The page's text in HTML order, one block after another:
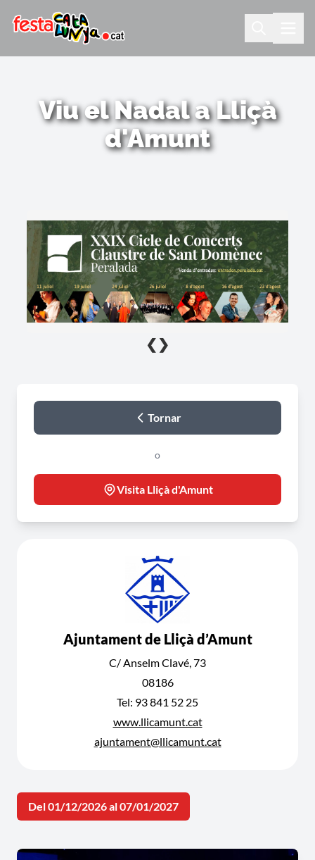
Viu el Nadal a Lliçà
d'Amunt
❮ ❯
Tornar
o
Visita Lliçà d'Amunt
Ajuntament de Lliçà d’Amunt
C/ Anselm Clavé, 73
08186
Tel: 93 841 52 25
www.llicamunt.cat
ajuntament@llicamunt.cat
Del 01/12/2026 al 07/01/2027